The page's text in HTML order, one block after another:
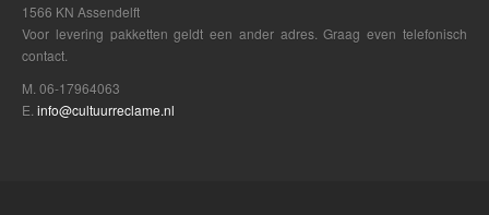
1566 KN Assendelft
Voor levering pakketten geldt een ander adres. Graag even telefonisch
contact.
M. 06-17964063
E. info@cultuurreclame.nl